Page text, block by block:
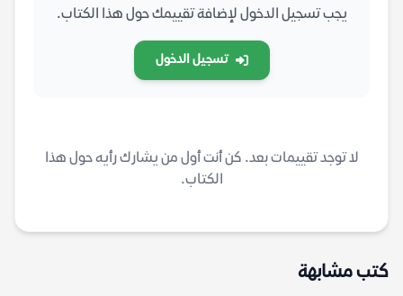
يجب تسجيل الدخول لإضافة تقييمك حول هذا الكتاب.
تسجيل الدخول
لا توجد تقييمات بعد. كن أنت أول من يشارك رأيه حول هذا
الكتاب.
كتب مشابهة